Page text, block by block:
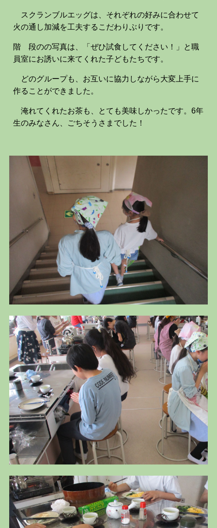
スクランブルエッグは、それぞれの好みに合わせて
火の通し加減を工夫するこだわりぶりです。
階 段のの写真は、「ぜひ試食してください！」と職
員室にお誘いに来てくれた子どもたちです。
どのグループも、お互いに協力しながら大変上手に
作ることができました。
淹れてくれたお茶も、とても美味しかったです。6年
生のみなさん、ごちそうさまでした！